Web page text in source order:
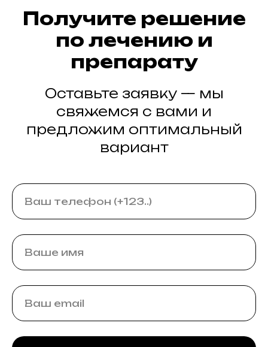
Получите решение
по лечению и
препарату
Оставьте заявку — мы
свяжемся с вами и
предложим оптимальный
вариант